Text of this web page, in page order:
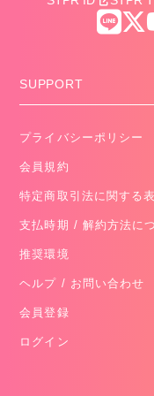
SUPPORT
プライバシーポリシー
会員規約
特定商取引法に関する
支払時期 / 解約方法に
推奨環境
ヘルプ / お問い合わせ
会員登録
ログイン